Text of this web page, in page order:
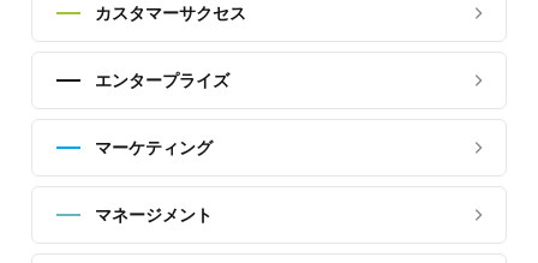
カスタマーサクセス
エンタープライズ
マーケティング
マネージメント